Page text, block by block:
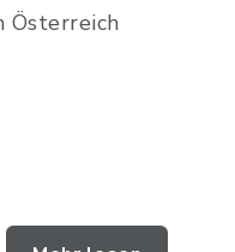
Österreich